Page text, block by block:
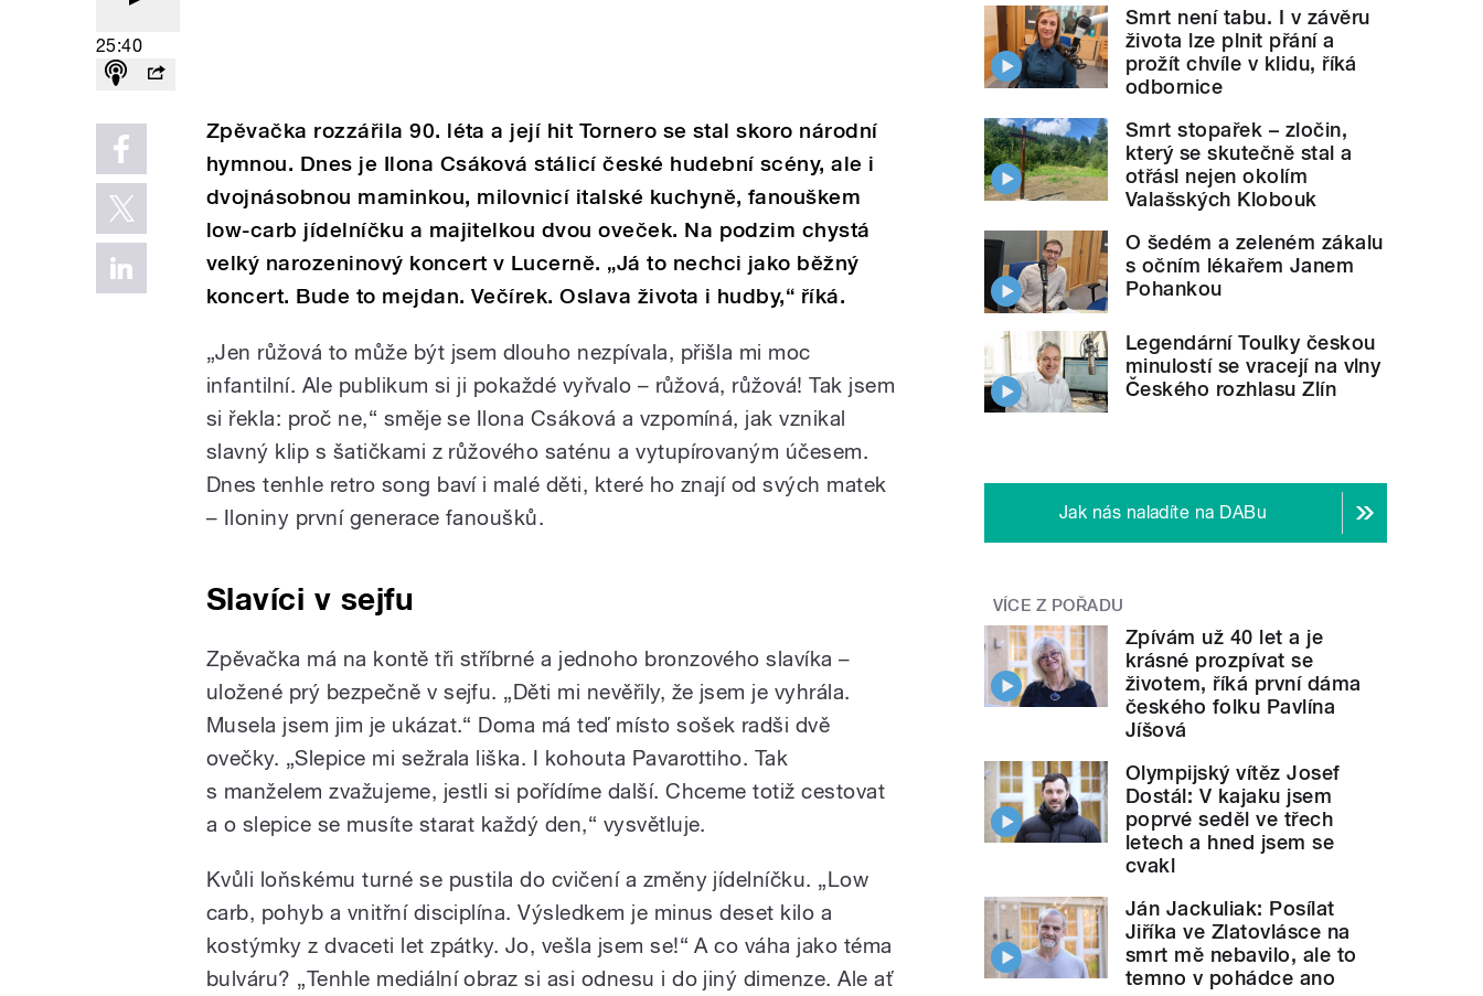
25:40
Zpěvačka rozzářila 90. léta a její hit Tornero se stal skoro národní
hymnou. Dnes je Ilona Csáková stálicí české hudební scény, ale i
dvojnásobnou maminkou, milovnicí italské kuchyně, fanouškem
low-carb jídelníčku a majitelkou dvou oveček. Na podzim chystá
velký narozeninový koncert v Lucerně. „Já to nechci jako běžný
koncert. Bude to mejdan. Večírek. Oslava života i hudby,“ říká.
„Jen růžová to může být jsem dlouho nezpívala, přišla mi moc
infantilní. Ale publikum si ji pokaždé vyřvalo – růžová, růžová! Tak jsem
si řekla: proč ne,“ směje se Ilona Csáková a vzpomíná, jak vznikal
slavný klip s šatičkami z růžového saténu a vytupírovaným účesem.
Dnes tenhle retro song baví i malé děti, které ho znají od svých matek
– Iloniny první generace fanoušků.
Slavíci v sejfu
Zpěvačka má na kontě tři stříbrné a jednoho bronzového slavíka –
uložené prý bezpečně v sejfu. „Děti mi nevěřily, že jsem je vyhrála.
Musela jsem jim je ukázat.“ Doma má teď místo sošek radši dvě
ovečky. „Slepice mi sežrala liška. I kohouta Pavarottiho. Tak
s manželem zvažujeme, jestli si pořídíme další. Chceme totiž cestovat
a o slepice se musíte starat každý den,“ vysvětluje.
Kvůli loňskému turné se pustila do cvičení a změny jídelníčku. „Low
carb, pohyb a vnitřní disciplína. Výsledkem je minus deset kilo a
kostýmky z dvaceti let zpátky. Jo, vešla jsem se!“ A co váha jako téma
bulváru? „Tenhle mediální obraz si asi odnesu i do jiný dimenze. Ale ať
Smrt není tabu. I v závěru
života lze plnit přání a
prožít chvíle v klidu, říká
odbornice
Smrt stopařek – zločin,
který se skutečně stal a
otřásl nejen okolím
Valašských Klobouk
O šedém a zeleném zákalu
s očním lékařem Janem
Pohankou
Legendární Toulky českou
minulostí se vracejí na vlny
Českého rozhlasu Zlín
Jak nás naladíte na DABu
VÍCE Z POŘADU
Zpívám už 40 let a je
krásné prozpívat se
životem, říká první dáma
českého folku Pavlína
Jíšová
Olympijský vítěz Josef
Dostál: V kajaku jsem
poprvé seděl ve třech
letech a hned jsem se
cvakl
Ján Jackuliak: Posílat
Jiříka ve Zlatovlásce na
smrt mě nebavilo, ale to
temno v pohádce ano